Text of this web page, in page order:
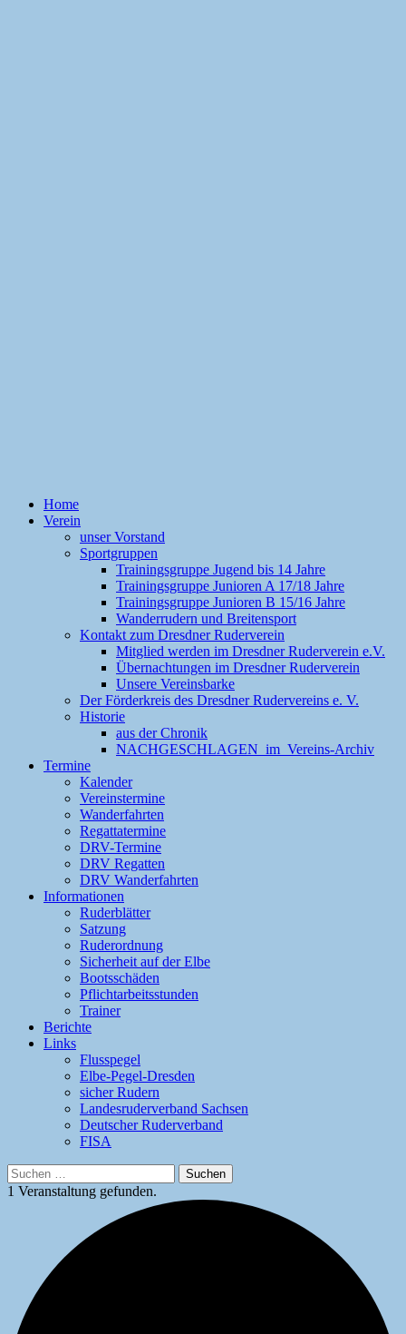
Home
Verein
unser Vorstand
Sportgruppen
Trainingsgruppe Jugend bis 14 Jahre
Trainingsgruppe Junioren A 17/18 Jahre
Trainingsgruppe Junioren B 15/16 Jahre
Wanderrudern und Breitensport
Kontakt zum Dresdner Ruderverein
Mitglied werden im Dresdner Ruderverein e.V.
Übernachtungen im Dresdner Ruderverein
Unsere Vereinsbarke
Der Förderkreis des Dresdner Rudervereins e. V.
Historie
aus der Chronik
NACHGESCHLAGEN im Vereins-Archiv
Termine
Kalender
Vereinstermine
Wanderfahrten
Regattatermine
DRV-Termine
DRV Regatten
DRV Wanderfahrten
Informationen
Ruderblätter
Satzung
Ruderordnung
Sicherheit auf der Elbe
Bootsschäden
Pflichtarbeitsstunden
Trainer
Berichte
Links
Flusspegel
Elbe-Pegel-Dresden
sicher Rudern
Landesruderverband Sachsen
Deutscher Ruderverband
FISA
Suchen
nach:
1 Veranstaltung gefunden.